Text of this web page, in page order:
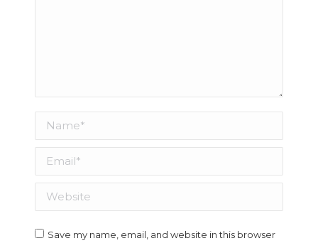
Name *
Email *
Website
Save my name, email, and website in this browser